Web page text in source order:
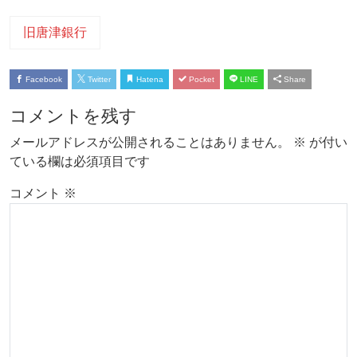
旧唐津銀行
Facebook Twitter Hatena Pocket LINE Share
コメントを残す
メールアドレスが公開されることはありません。 ※ が付い
ている欄は必須項目です
コメント ※